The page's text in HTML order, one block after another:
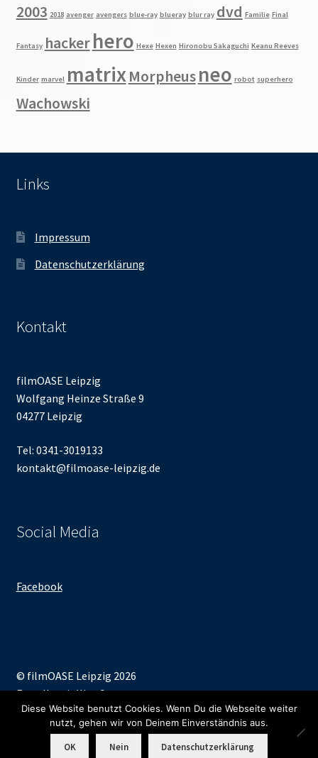
2003 2018 avenger avengers blue-ray blueray blur ray dvd Familie Final
Fantasy hackerhero Hexe Hexen Hironobu Sakaguchi Keanu Reeves
Kinder marvel matrixMorpheusneo robot superhero
Wachowski
Links
Impressum
Datenschutzerklärung
Kontakt
filmOASE Leipzig
Wolfgang Heinze Straße 9
04277 Leipzig
Tel: 0341-3019133
kontakt@filmoase-leipzig.de
Social Media
Facebook
© filmOASE Leipzig 2026
Erstellt mit WooCommerce.
Diese Website benutzt Cookies. Wenn Du die Webseite weiter
nutzt, gehen wir von Deinem Einverständnis aus.
OK Nein Datenschutzerklärung